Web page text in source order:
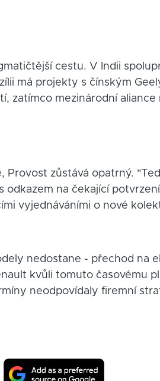
cestu. V Indii
má projekty s čínským
zatímco mezinárodní
Provost zůstává opatrný.
odkazem na čekající
vyjednáváními o nové
nedostane - přechod na
kvůli tomuto časovému
neodpovídaly firemní